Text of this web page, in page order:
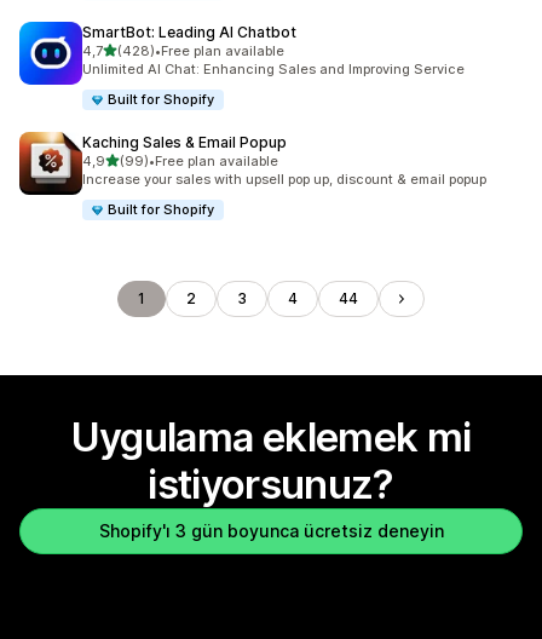
SmartBot: Leading AI Chatbot
4,75 yıldız üzerinden
(428)
toplam 428 değerlendirme
•Free plan available
Unlimited AI Chat: Enhancing Sales and Improving Service
Built for Shopify
Kaching Sales & Email Popup
4,95 yıldız üzerinden
(99)
toplam 99 değerlendirme
•Free plan available
Increase your sales with upsell pop up, discount & email popup
Built for Shopify
1 2 3 4 44
Uygulama eklemek mi
istiyorsunuz?
Shopify'ı 3 gün boyunca ücretsiz deneyin